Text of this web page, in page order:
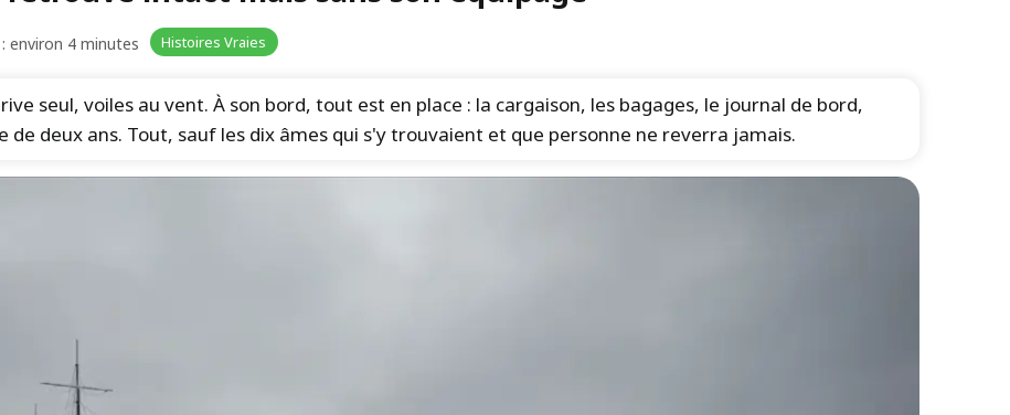
Histoires Vraies
environ 4 minutes
seul, voiles au vent. À son bord, tout est en place : la cargaison, les bagages, le journal de bord,
de deux ans. Tout, sauf les dix âmes qui s'y trouvaient et que personne ne reverra jamais.